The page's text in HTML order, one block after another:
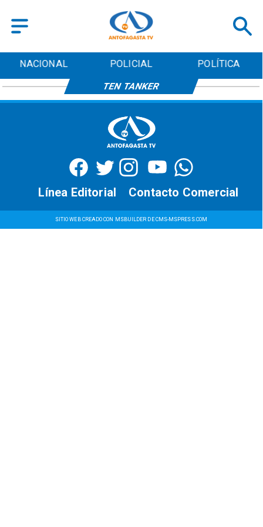
NACIONAL POLICIAL POLÍTICA
TEN TANKER
SITIO WEB CREADO CON MSBUILDER DE CMS-MSPRESS.COM
Contacto Comercial
Línea Editorial